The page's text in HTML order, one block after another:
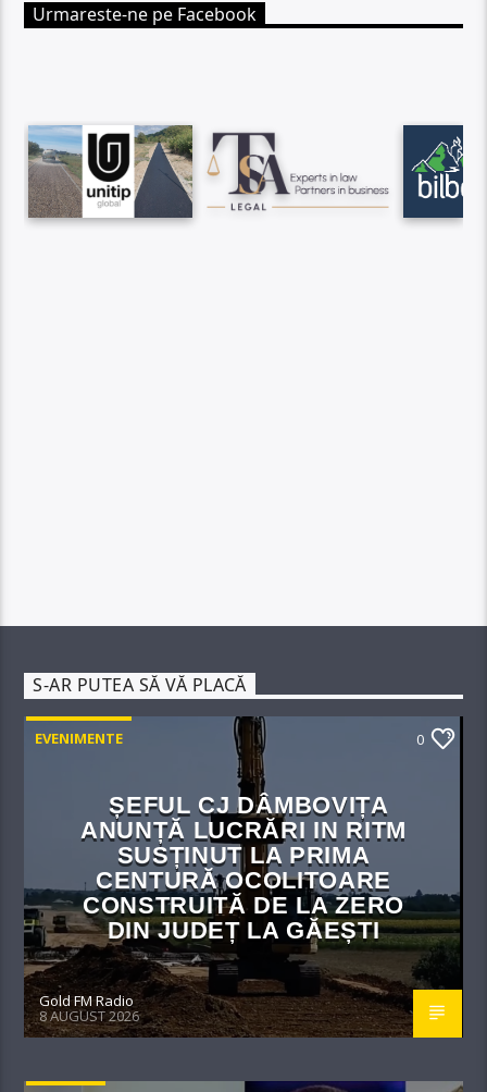
Urmareste-ne pe Facebook
S-AR PUTEA SĂ VĂ PLACĂ
EVENIMENTE 0
ȘEFUL CJ DÂMBOVIȚA
ANUNȚĂ LUCRĂRI IN RITM
SUSȚINUT LA PRIMA
CENTURĂ OCOLITOARE
CONSTRUITĂ DE LA ZERO
DIN JUDEȚ LA GĂEȘTI
Gold FM Radio
8 AUGUST 2026